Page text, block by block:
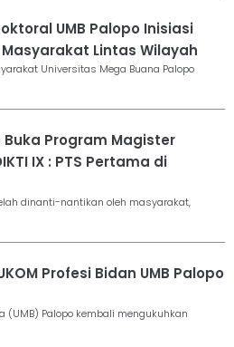
UMB Palopo Inisiasi
Lintas Wilayah
Universitas Mega Buana Palopo
Buka Program Magister
IX : PTS Pertama di
dinanti-nantikan oleh masyarakat,
Profesi Bidan UMB Palopo
(UMB) Palopo kembali mengukuhkan